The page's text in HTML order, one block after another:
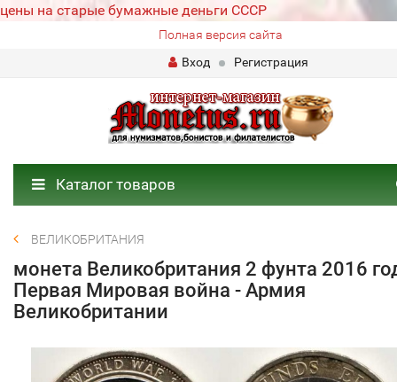
цены на старые бумажные деньги СССР
Полная версия сайта
Вход
Регистрация
Каталог товаров
ВЕЛИКОБРИТАНИЯ
монета Великобритания 2 фунта 2016
Первая Мировая война - Армия
Великобритании